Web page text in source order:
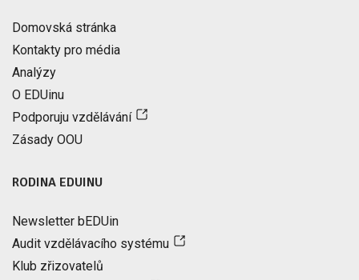
Domovská stránka
Kontakty pro média
Analýzy
O EDUinu
Podporuju vzdělávání
Zásady OOU
RODINA EDUINU
Newsletter bEDUin
Audit vzdělávacího systému
Klub zřizovatelů